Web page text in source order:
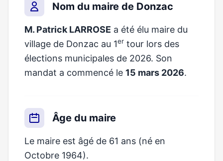
Nom du maire de Donzac
M. Patrick LARROSE a été élu maire du
village de Donzac au 1er tour lors des
élections municipales de 2026. Son
mandat a commencé le 15 mars 2026.
Âge du maire
Le maire est âgé de 61 ans (né en
Octobre 1964).